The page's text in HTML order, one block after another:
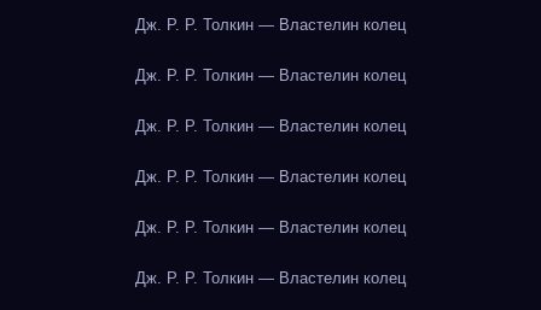
Дж. Р. Р. Толкин — Властелин колец
Дж. Р. Р. Толкин — Властелин колец
Дж. Р. Р. Толкин — Властелин колец
Дж. Р. Р. Толкин — Властелин колец
Дж. Р. Р. Толкин — Властелин колец
Дж. Р. Р. Толкин — Властелин колец